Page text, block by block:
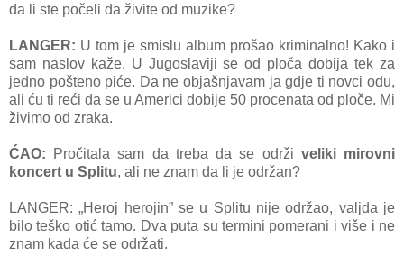
da li ste počeli da živite od muzike?
LANGER: U tom je smislu album prošao kriminalno! Kako i
sam naslov kaže. U Jugoslaviji se od ploča dobija tek za
jedno pošteno piće. Da ne objašnjavam ja gdje ti novci odu,
ali ću ti reći da se u Americi dobije 50 procenata od ploče. Mi
živimo od zraka.
ĆAO: Pročitala sam da treba da se održi veliki mirovni
koncert u Splitu, ali ne znam da li je održan?
LANGER: „Heroj herojin” se u Splitu nije održao, valjda je
bilo teško otić tamo. Dva puta su termini pomerani i više i ne
znam kada će se održati.